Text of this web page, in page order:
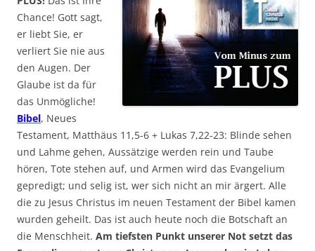
Chance! Gott sagt,
er liebt Sie, er
verliert Sie nie aus
den Augen. Der
Glaube ist da für
das Unmögliche!
Bibel, Neues
Testament, Matthäus 11,5-6 + Lukas 7,22-23: Blinde sehen
und Lahme gehen, Aussätzige werden rein und Taube
hören, Tote stehen auf, und Armen wird das Evangelium
gepredigt; und selig ist, wer sich nicht an mir ärgert. Alle
die zu Jesus Christus im neuen Testament der Bibel kamen
wurden geheilt. Das ist auch heute noch die Botschaft an
die Menschheit. Am tiefsten Punkt unserer Not setzt das